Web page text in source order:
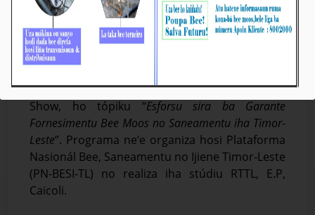
Talk Show iha RTTL, E.P
Média_BTL, E.P January-29-2025
Díli, 29/01/2025. Prezidente Komisaun Ezekutiva
Sr. Gustavo da Cruz, partispa iha programa Talk
Show, ho tópiku “Esforsu sira ba Garante
Fornesimentu Bee Moos no Saneamentu iha Timor-
Leste”. Programa ne’e organiza hosi Plataforma
Nasionál Bee, Saneamentu no Ijiene Timor-Leste
(PN-BESI-TL) no realiza iha stúdiu RTTL, E.P,
Caicoli.